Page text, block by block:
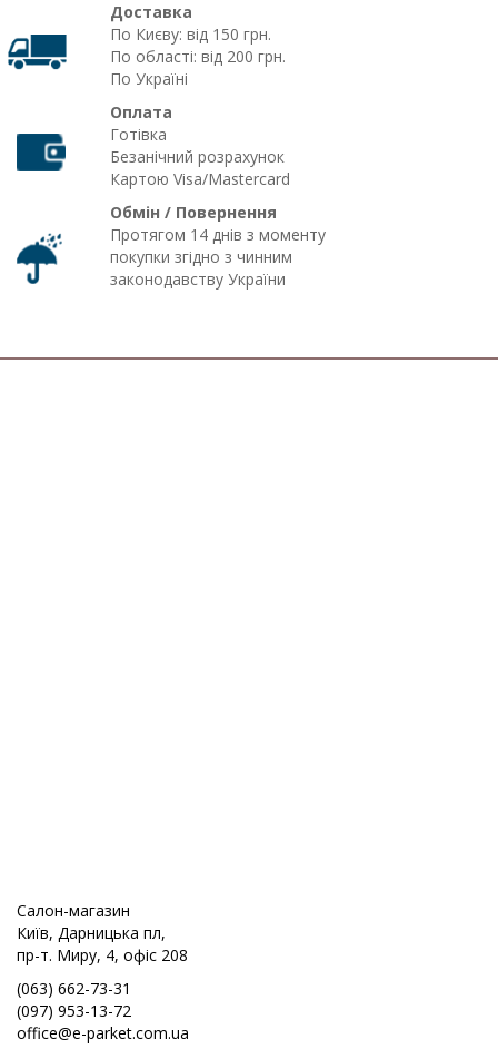
Доставка
По Києву: від 150 грн.
По області: від 200 грн.
По Україні
Оплата
Готівка
Безанічний розрахунок
Картою Visa/Mastercard
Обмін / Повернення
Протягом 14 днів з моменту
покупки згідно з чинним
законодавству України
Салон-магазин
Київ, Дарницька пл,
пр-т. Миру, 4, офіс 208
(063) 662-73-31
(097) 953-13-72
office@e-parket.com.ua